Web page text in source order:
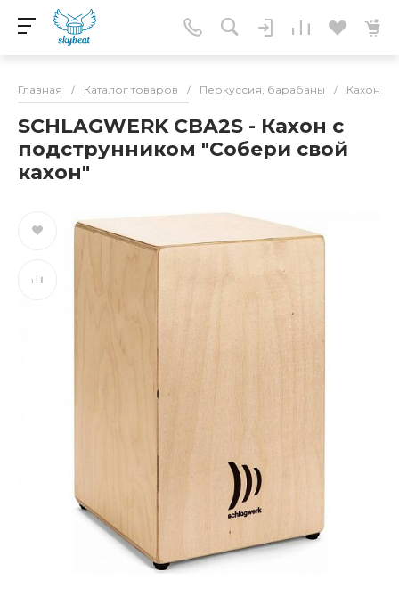
Главная / Каталог товаров / Перкуссия, барабаны / Кахон
SCHLAGWERK CBA2S - Кахон с
подструнником "Собери свой
кахон"